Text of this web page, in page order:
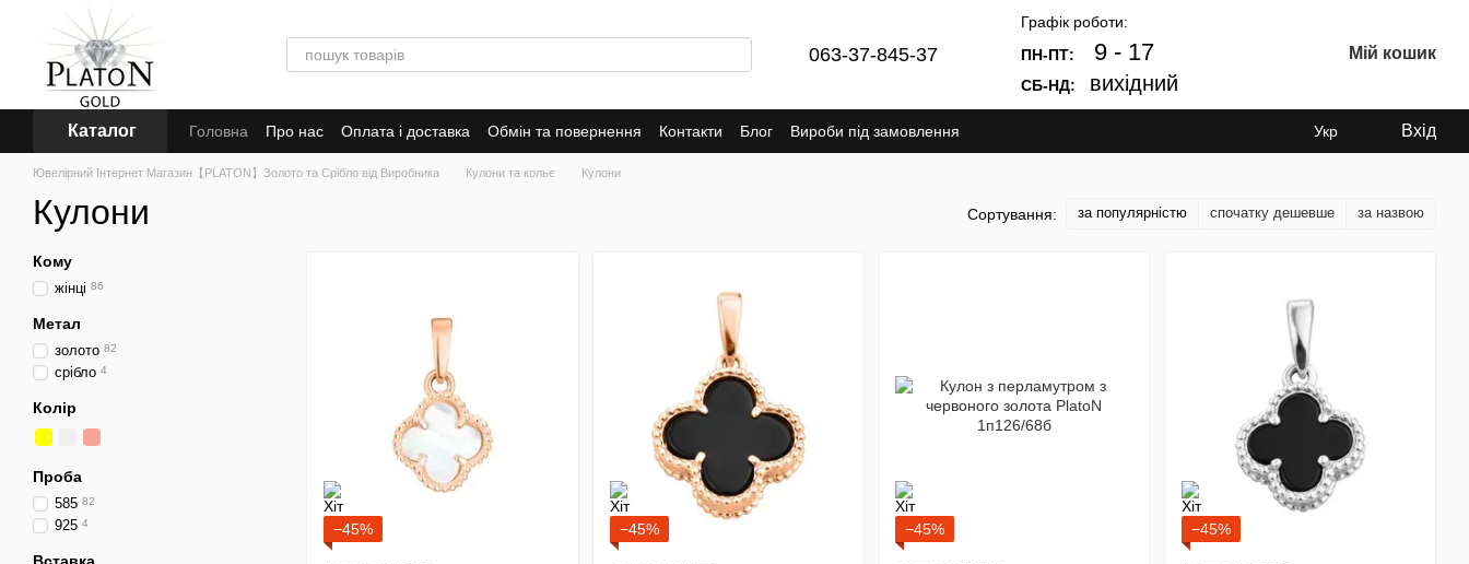
Перейти до основного контенту
063-37-845-37
Графік роботи:
ПН-ПТ:
9 - 17
СБ-НД: вихідний
Мій кошик
Каталог Головна Про нас Оплата і доставка Обмін та повернення Контакти Блог Вироби під замовлення Укр Вхід
Ювелірний Інтернет Магазин【PLATON】Золото та Срібло від Виробника Кулони та кольє Кулони
Кулони Сортування: за популярністю спочатку дешевше за назвою
−45% −45% −45% −45%
Кому
жінці 86
Метал
золото 82
срібло 4
Колір
Проба
585 82
925 4